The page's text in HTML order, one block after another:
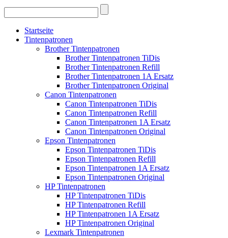
Startseite
Tintenpatronen
Brother Tintenpatronen
Brother Tintenpatronen TiDis
Brother Tintenpatronen Refill
Brother Tintenpatronen 1A Ersatz
Brother Tintenpatronen Original
Canon Tintenpatronen
Canon Tintenpatronen TiDis
Canon Tintenpatronen Refill
Canon Tintenpatronen 1A Ersatz
Canon Tintenpatronen Original
Epson Tintenpatronen
Epson Tintenpatronen TiDis
Epson Tintenpatronen Refill
Epson Tintenpatronen 1A Ersatz
Epson Tintenpatronen Original
HP Tintenpatronen
HP Tintenpatronen TiDis
HP Tintenpatronen Refill
HP Tintenpatronen 1A Ersatz
HP Tintenpatronen Original
Lexmark Tintenpatronen